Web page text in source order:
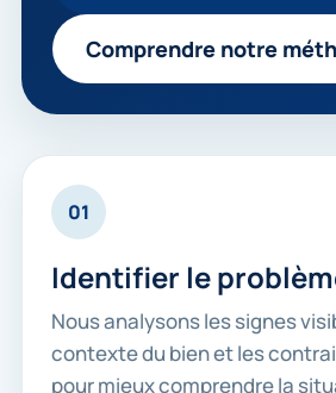
Comprendre notre
01
Identifier le
Nous analysons les signes
contexte du bien et les
pour mieux comprendre la